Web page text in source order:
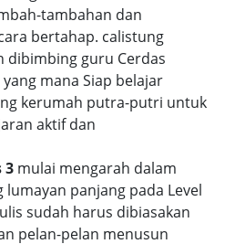
tambahan dan
bertahap. calistung
dibimbing guru Cerdas
mana Siap belajar
kerumah putra-putri untuk
aktif dan
3 mulai mengarah dalam
lumayan panjang pada Level
sudah harus dibiasakan
pelan-pelan menusun